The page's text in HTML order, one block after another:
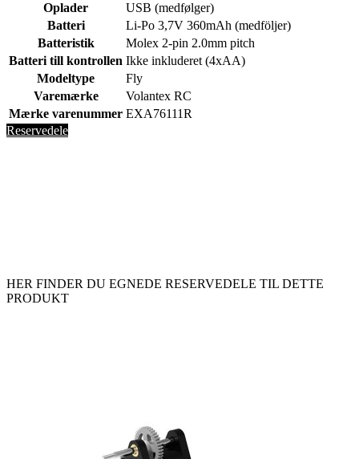
Oplader
USB (medfølger)
Batteri
Li-Po 3,7V 360mAh (medföljer)
Batteristik
Molex 2-pin 2.0mm pitch
Batteri till kontrollen Ikke inkluderet (4xAA)
Modeltype
Fly
Varemærke
Volantex RC
Mærke varenummer EXA76111R
Reservedele
HER FINDER DU EGNEDE RESERVEDELE TIL DETTE
PRODUKT